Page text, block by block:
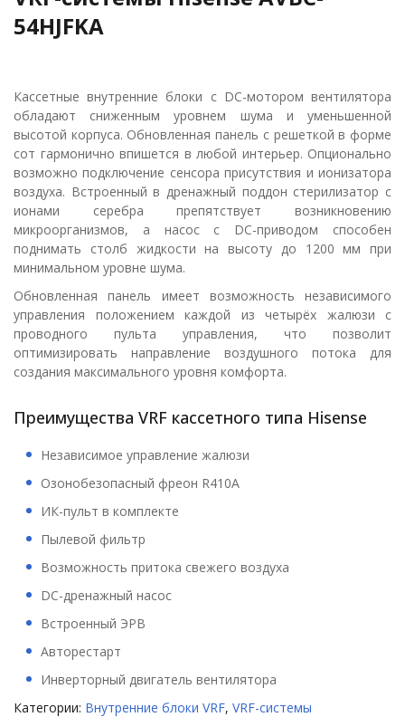
54HJFKA
Кассетные внутренние блоки с DC-мотором вентилятора
обладают сниженным уровнем шума и уменьшенной
высотой корпуса. Обновленная панель с решеткой в форме
сот гармонично впишется в любой интерьер. Опционально
возможно подключение сенсора присутствия и ионизатора
воздуха. Встроенный в дренажный поддон стерилизатор с
ионами серебра препятствует возникновению
микроорганизмов, а насос с DC-приводом способен
поднимать столб жидкости на высоту до 1200 мм при
минимальном уровне шума.
Обновленная панель имеет возможность независимого
управления положением каждой из четырёх жалюзи с
проводного пульта управления, что позволит
оптимизировать направление воздушного потока для
создания максимального уровня комфорта.
Преимущества VRF кассетного типа Hisense
Независимое управление жалюзи
Озонобезопасный фреон R410А
ИК-пульт в комплекте
Пылевой фильтр
Возможность притока свежего воздуха
DC-дренажный насос
Встроенный ЭРВ
Авторестарт
Инверторный двигатель вентилятора
Категории: Внутренние блоки VRF, VRF-системы